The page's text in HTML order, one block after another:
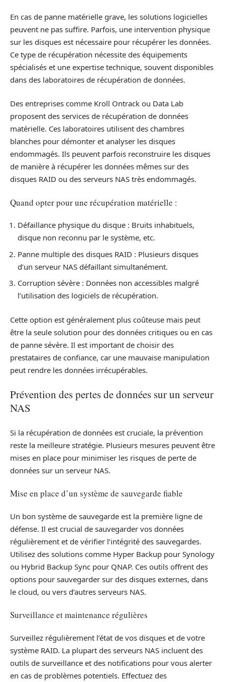
En cas de panne matérielle grave, les solutions logicielles
peuvent ne pas suffire. Parfois, une intervention physique
sur les disques est nécessaire pour récupérer les données.
Ce type de récupération nécessite des équipements
spécialisés et une expertise technique, souvent disponibles
dans des laboratoires de récupération de données.
Des entreprises comme Kroll Ontrack ou Data Lab
proposent des services de récupération de données
matérielle. Ces laboratoires utilisent des chambres
blanches pour démonter et analyser les disques
endommagés. Ils peuvent parfois reconstruire les disques
de manière à récupérer les données mêmes sur des
disques RAID ou des serveurs NAS très endommagés.
Quand opter pour une récupération matérielle :
Défaillance physique du disque : Bruits inhabituels,
disque non reconnu par le système, etc.
Panne multiple des disques RAID : Plusieurs disques
d’un serveur NAS défaillant simultanément.
Corruption sévère : Données non accessibles malgré
l’utilisation des logiciels de récupération.
Cette option est généralement plus coûteuse mais peut
être la seule solution pour des données critiques ou en cas
de panne sévère. Il est important de choisir des
prestataires de confiance, car une mauvaise manipulation
peut rendre les données irrécupérables.
Prévention des pertes de données sur un serveur
NAS
Si la récupération de données est cruciale, la prévention
reste la meilleure stratégie. Plusieurs mesures peuvent être
mises en place pour minimiser les risques de perte de
données sur un serveur NAS.
Mise en place d’un système de sauvegarde fiable
Un bon système de sauvegarde est la première ligne de
défense. Il est crucial de sauvegarder vos données
régulièrement et de vérifier l’intégrité des sauvegardes.
Utilisez des solutions comme Hyper Backup pour Synology
ou Hybrid Backup Sync pour QNAP. Ces outils offrent des
options pour sauvegarder sur des disques externes, dans
le cloud, ou vers d’autres serveurs NAS.
Surveillance et maintenance régulières
Surveillez régulièrement l’état de vos disques et de votre
système RAID. La plupart des serveurs NAS incluent des
outils de surveillance et des notifications pour vous alerter
en cas de problèmes potentiels. Effectuez des